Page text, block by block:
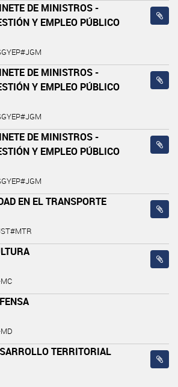
DE MINISTROS -
Y EMPLEO PÚBLICO
DE MINISTROS -
Y EMPLEO PÚBLICO
DE MINISTROS -
Y EMPLEO PÚBLICO
EN EL TRANSPORTE
TERRITORIAL